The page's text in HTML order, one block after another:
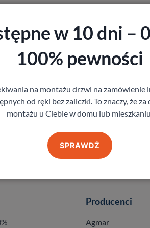
Producenci
Agmar
w 10 dni –
100% pewności
na montażu drzwi na
od ręki bez zaliczki. To znaczy, że
montażu u Ciebie w domu lub
SPRAWDŹ